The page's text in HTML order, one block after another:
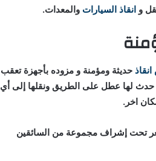
و انقاذ السيارات والمعدات.
حديثة ومؤمنة و مزوده بأجهزة تعقب
حدث لها عطل على الطريق ونقلها إلى أي
اخر.
تحت إشراف مجموعة من السائقين